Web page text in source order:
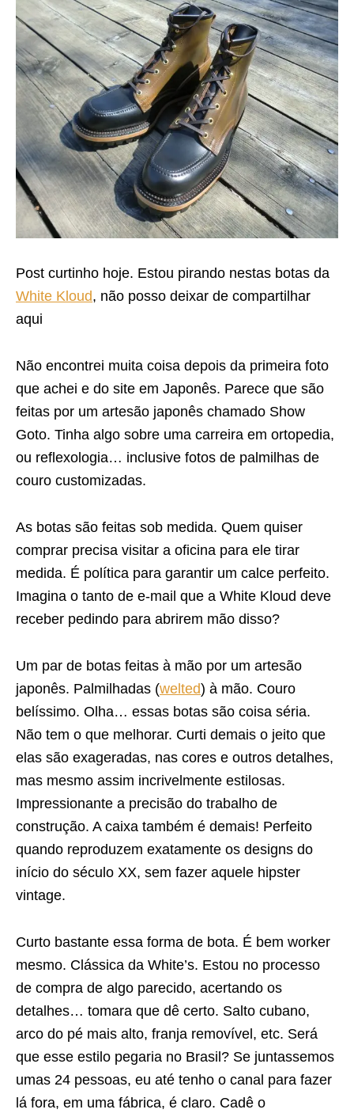
Post curtinho hoje. Estou pirando nestas botas da
White Kloud, não posso deixar de compartilhar
aqui
Não encontrei muita coisa depois da primeira foto
que achei e do site em Japonês. Parece que são
feitas por um artesão japonês chamado Show
Goto. Tinha algo sobre uma carreira em ortopedia,
ou reflexologia… inclusive fotos de palmilhas de
couro customizadas.
As botas são feitas sob medida. Quem quiser
comprar precisa visitar a oficina para ele tirar
medida. É política para garantir um calce perfeito.
Imagina o tanto de e-mail que a White Kloud deve
receber pedindo para abrirem mão disso?
Um par de botas feitas à mão por um artesão
japonês. Palmilhadas (welted) à mão. Couro
belíssimo. Olha… essas botas são coisa séria.
Não tem o que melhorar. Curti demais o jeito que
elas são exageradas, nas cores e outros detalhes,
mas mesmo assim incrivelmente estilosas.
Impressionante a precisão do trabalho de
construção. A caixa também é demais! Perfeito
quando reproduzem exatamente os designs do
início do século XX, sem fazer aquele hipster
vintage.
Curto bastante essa forma de bota. É bem worker
mesmo. Clássica da White’s. Estou no processo
de compra de algo parecido, acertando os
detalhes… tomara que dê certo. Salto cubano,
arco do pé mais alto, franja removível, etc. Será
que esse estilo pegaria no Brasil? Se juntassemos
umas 24 pessoas, eu até tenho o canal para fazer
lá fora, em uma fábrica, é claro. Cadê o